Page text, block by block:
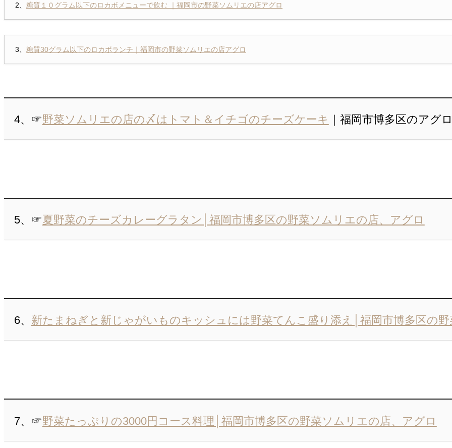
2、 糖質１０グラム以下のロカボメニューで飲む ｜福岡市の野菜ソムリエの店アグロ
3、 糖質30グラム以下のロカボランチ｜福岡市の野菜ソムリエの店アグロ
4、☞野菜ソムリエの店の〆はトマト＆イチゴのチーズケーキ ｜福岡市博多区のアグ
5、☞夏野菜のチーズカレーグラタン│福岡市博多区の野菜ソムリエの店、アグロ
6、 新たまねぎと新じゃがいものキッシュには野菜てんこ盛り添え│福岡市博多区の
7、☞野菜たっぷりの3000円コース料理│福岡市博多区の野菜ソムリエの店、アグロ